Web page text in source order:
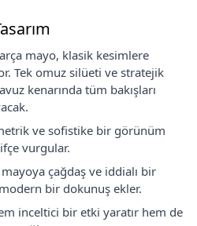
mayo, klasik kesimlere
Tek omuz silüeti ve stratejik
kenarında tüm bakışları
ve sofistike bir görünüm
vurgular.
mayoya çağdaş ve iddialı bir
bir dokunuş ekler.
inceltici bir etki yaratır hem de